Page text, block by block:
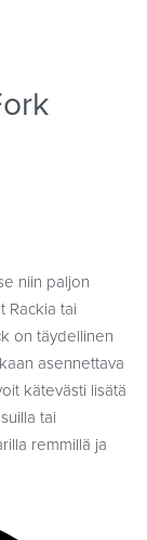
niin paljon
Rackia tai
on täydellinen
asennettava
kätevästi lisätä
tai
remmillä ja